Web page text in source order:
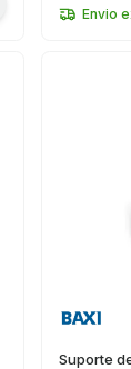
Envio
Suporte